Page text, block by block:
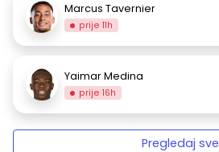
Marcus Tavernier
prije 11h
Yaimar Medina
prije 16h
Pregledaj sve